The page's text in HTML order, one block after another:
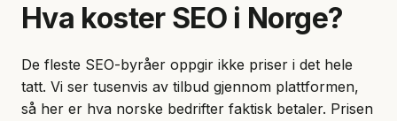
Hva koster SEO i Norge?
De fleste SEO-byråer oppgir ikke priser i det hele
tatt. Vi ser tusenvis av tilbud gjennom plattformen,
så her er hva norske bedrifter faktisk betaler. Prisen